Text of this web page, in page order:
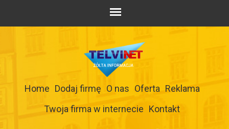
Home Dodaj firmę O nas Oferta Reklama
Twoja firma w internecie Kontakt